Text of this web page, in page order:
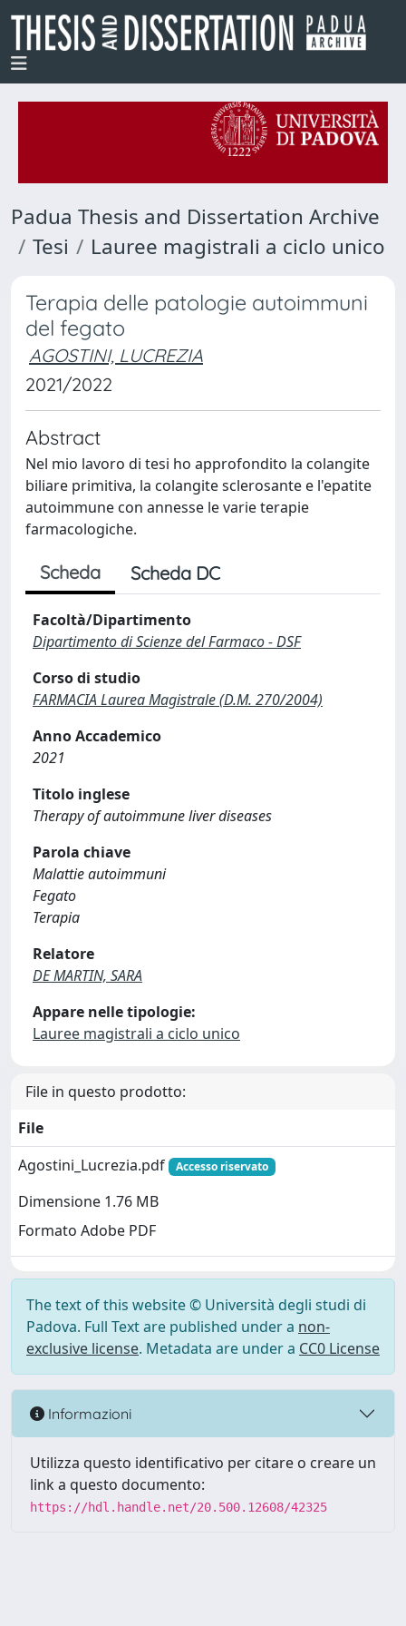
Padua Thesis and Dissertation Archive
Tesi
Lauree magistrali a ciclo unico
Terapia delle patologie autoimmuni
del fegato
AGOSTINI, LUCREZIA
2021/2022
Abstract
Nel mio lavoro di tesi ho approfondito la colangite
biliare primitiva, la colangite sclerosante e l'epatite
autoimmune con annesse le varie terapie
farmacologiche.
Scheda Scheda DC
Facoltà/Dipartimento
Dipartimento di Scienze del Farmaco - DSF
Corso di studio
FARMACIA Laurea Magistrale (D.M. 270/2004)
Anno Accademico
2021
Titolo inglese
Therapy of autoimmune liver diseases
Parola chiave
Malattie autoimmuni
Fegato
Terapia
Relatore
DE MARTIN, SARA
Appare nelle tipologie:
Lauree magistrali a ciclo unico
File in questo prodotto:
File
Agostini_Lucrezia.pdf
Accesso riservato
Dimensione 1.76 MB
Formato Adobe PDF
The text of this website © Università degli studi di
Padova. Full Text are published under a non-
exclusive license. Metadata are under a CC0 License
Informazioni
Utilizza questo identificativo per citare o creare un
link a questo documento:
https://hdl.handle.net/20.500.12608/42325